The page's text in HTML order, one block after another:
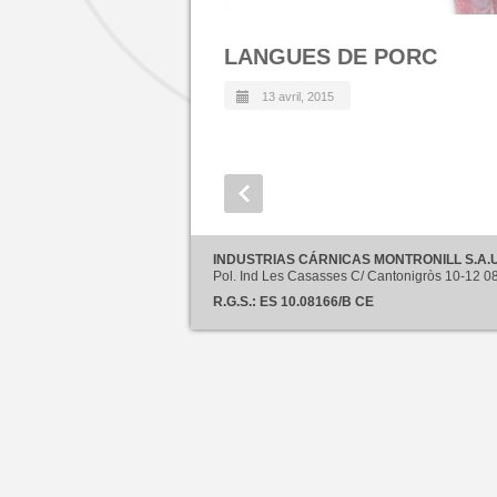
LANGUES DE PORC
13 avril, 2015
INDUSTRIAS CÁRNICAS MONTRONILL
Pol. Ind Les Casasses C/ Cantonigròs 10-12
R.G.S.: ES 10.08166/B CE